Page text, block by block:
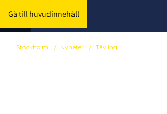
Gå till huvudinnehåll
Stockholm / Nyheter / Tävling